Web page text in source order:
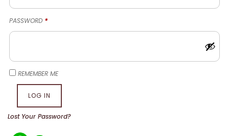
PASSWORD *REQUIRED
REMEMBER ME
LOG IN
Lost Your Password?